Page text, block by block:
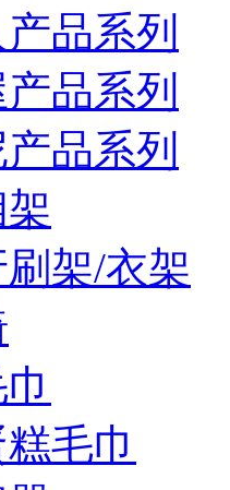
品系列
品系列
品系列
架/衣架
毛巾